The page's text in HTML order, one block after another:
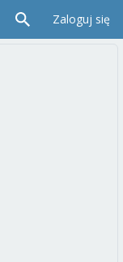
Zaloguj się